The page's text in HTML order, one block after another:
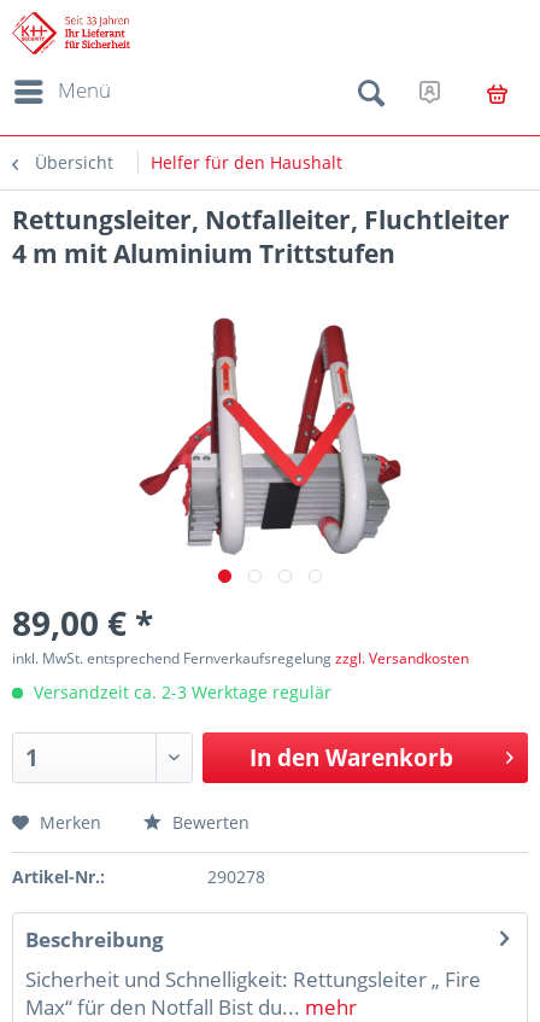
Menü
Übersicht Helfer für den Haushalt
Rettungsleiter, Notfalleiter, Fluchtleiter
4 m mit Aluminium Trittstufen
89,00 € *
inkl. MwSt. entsprechend Fernverkaufsregelungzzgl. Versandkosten
Versandzeit ca. 2-3 Werktage regulär
In den Warenkorb
Merken Bewerten
Artikel-Nr.: 290278
Beschreibung
Sicherheit und Schnelligkeit: Rettungsleiter „ Fire
Max“ für den Notfall Bist du... mehr